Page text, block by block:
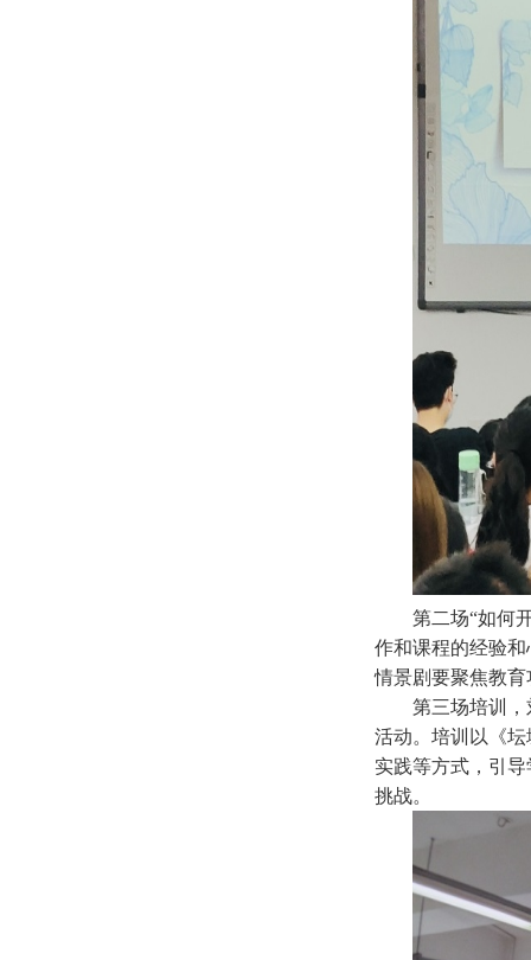
第二场“如何
作和课程的经验
情景剧要聚焦教
第三场培训
活动。培训以《
实践等方式，引
挑战。